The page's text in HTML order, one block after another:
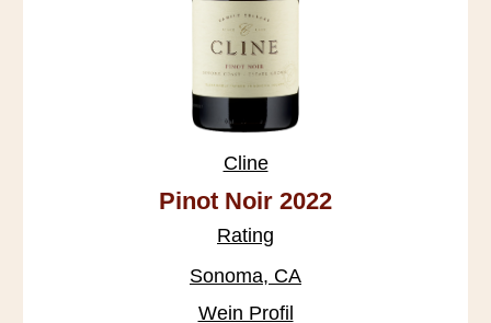
Cline
Pinot Noir 2022
Rating
Sonoma, CA
Wein Profil